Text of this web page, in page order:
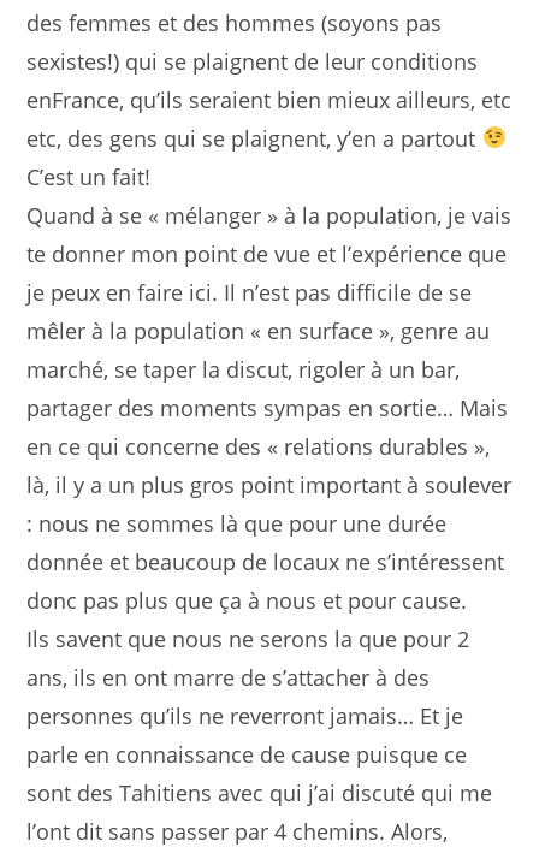
des femmes et des hommes (soyons pas
sexistes!) qui se plaignent de leur conditions
enFrance, qu’ils seraient bien mieux ailleurs, etc
etc, des gens qui se plaignent, y’en a partout
C’est un fait!
Quand à se « mélanger » à la population, je vais
te donner mon point de vue et l’expérience que
je peux en faire ici. Il n’est pas difficile de se
mêler à la population « en surface », genre au
marché, se taper la discut, rigoler à un bar,
partager des moments sympas en sortie… Mais
en ce qui concerne des « relations durables »,
là, il y a un plus gros point important à soulever
: nous ne sommes là que pour une durée
donnée et beaucoup de locaux ne s’intéressent
donc pas plus que ça à nous et pour cause.
Ils savent que nous ne serons la que pour 2
ans, ils en ont marre de s’attacher à des
personnes qu’ils ne reverront jamais… Et je
parle en connaissance de cause puisque ce
sont des Tahitiens avec qui j’ai discuté qui me
l’ont dit sans passer par 4 chemins. Alors,